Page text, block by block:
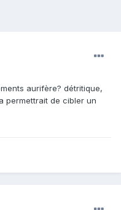
aurifère? détritique,
permettrait de cibler un